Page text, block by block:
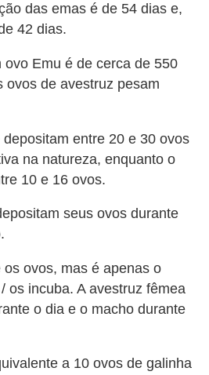
das emas é de 54 dias e,
42 dias.
ovo Emu é de cerca de 550
ovos de avestruz pesam
entre 20 e 30 ovos
na natureza, enquanto o
10 e 16 ovos.
seus ovos durante
ovos, mas é apenas o
os incuba. A avestruz fêmea
o dia e o macho durante
a 10 ovos de galinha